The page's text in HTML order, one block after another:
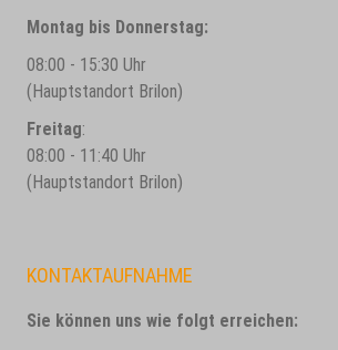
Montag bis Donnerstag:
08:00 - 15:30 Uhr
(Hauptstandort Brilon)
Freitag:
08:00 - 11:40 Uhr
(Hauptstandort Brilon)
KONTAKTAUFNAHME
Sie können uns wie folgt erreichen: